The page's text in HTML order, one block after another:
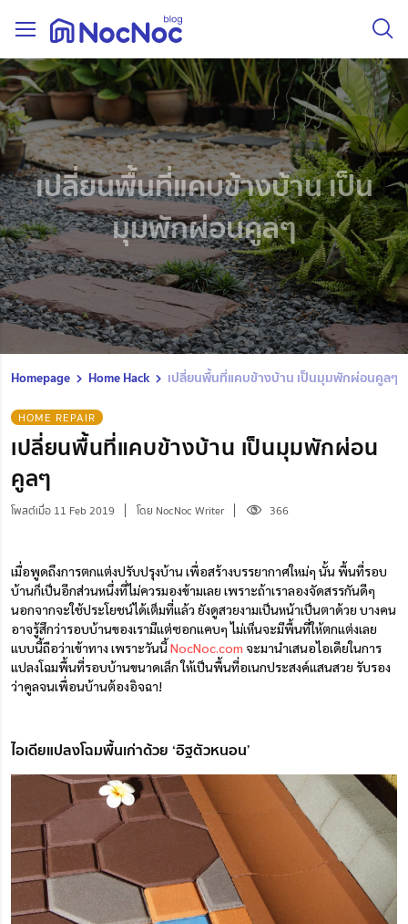
เปลี่ยนพื้นที่แคบข้างบ้าน เป็น
มุมพักผ่อนคูลๆ
Homepage Home Hack เปลี่ยนพื้นที่แคบข้างบ้าน เป็นมุมพักผ่อนคูลๆ
HOME REPAIR
เปลี่ยนพื้นที่แคบข้างบ้าน เป็นมุมพักผ่อน
คูลๆ
โพสต์เมื่อ 11 Feb 2019 โดย NocNoc Writer 366
เมื่อพูดถึงการตกแต่งปรับปรุงบ้าน เพื่อสร้างบรรยากาศใหม่ๆ นั้น พื้นที่รอบ
บ้านก็เป็นอีกส่วนหนึ่งที่ไม่ควรมองข้ามเลย เพราะถ้าเราลองจัดสรรกันดีๆ
นอกจากจะใช้ประโยชน์ได้เต็มที่แล้ว ยังดูสวยงามเป็นหน้าเป็นตาด้วย บางคน
อาจรู้สึกว่ารอบบ้านของเรามีแต่ซอกแคบๆ ไม่เห็นจะมีพื้นที่ให้ตกแต่งเลย
แบบนี้ถือว่าเข้าทาง เพราะวันนี้NocNoc.com จะมานำเสนอไอเดียในการ
แปลงโฉมพื้นที่รอบบ้านขนาดเล็ก ให้เป็นพื้นที่อเนกประสงค์แสนสวย รับรอง
ว่าคูลจนเพื่อนบ้านต้องอิจฉา!
ไอเดียแปลงโฉมพื้นเก่าด้วย ‘อิฐตัวหนอน’